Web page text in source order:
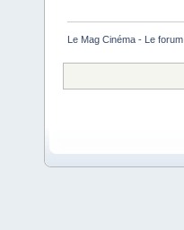
Le Mag Cinéma - Le forum